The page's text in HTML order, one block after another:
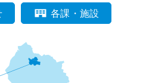
各課・施設